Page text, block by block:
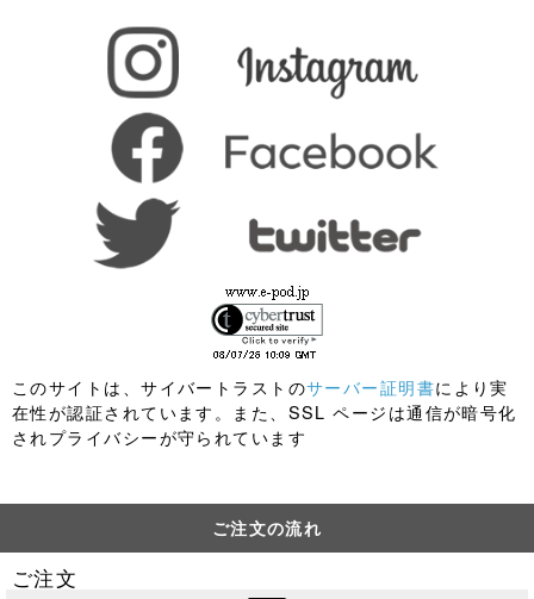
このサイトは、サイバートラストのサーバー証明書により実
在性が認証されています。また、SSL ページは通信が暗号化
されプライバシーが守られています
ご注文の流れ
ご注文